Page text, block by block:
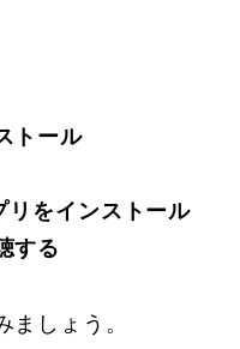
トール
をインストール
する
ましょう。